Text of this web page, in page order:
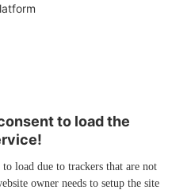
to load the
load due to trackers that are not
owner needs to setup the site